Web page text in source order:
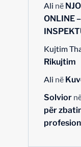
Ali në
ONLINE
Kujtim
Rikujtim
Ali në
Solvior
për